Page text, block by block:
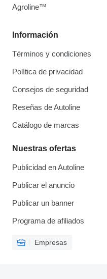
Información
Términos y condiciones
Política de privacidad
Consejos de seguridad
Reseñas de Autoline
Catálogo de marcas
Nuestras ofertas
Publicidad en Autoline
Publicar el anuncio
Publicar un banner
Programa de afiliados
Empresas
Agroline™